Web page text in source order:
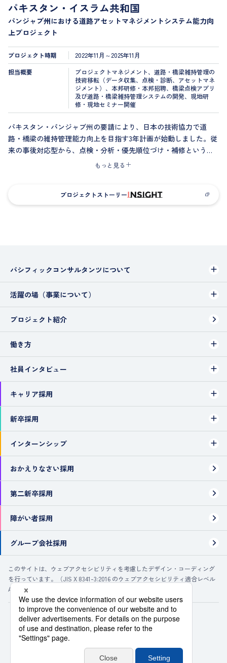
パキスタン・イスラム共和国
パンジャブ州における道路アセットマネジメントシステム能力向
上プロジェクト
プロジェクト時期
2022年11月～2025年11月
担当概要
プロジェクトマネジメント、道路・橋梁維持管理の
技術移転（データ収集、点検・診断、アセットマネ
ジメント）、本邦研修・本邦招聘、橋梁点検アプリ
及び道路・橋梁維持管理システムの開発、現地研
修・現地セミナー開催
パキスタン・パンジャブ州の要請により、日本の技術協力で道
路・橋梁の維持管理能力向上を目指す3年計画が始動しました。従
来の事後対応型から、点検・分析・優先順位づけ・補修という予
防保全型体制への転換を図りました。当社は地元職員の自立を重
もっと見る
プロジェクトストーリー
パシフィックコンサルタンツについて
活躍の場（事業について）
プロジェクト紹介
働き方
社員インタビュー
キャリア採用
新卒採用
インターンシップ
おかえりなさい採用
第二新卒採用
障がい者採用
グループ会社採用
このサイトは、ウェブアクセシビリティを考慮したデザイン・コーディング
を行っています。（JIS X 8341-3:2016 のウェブアクセシビリティ適合レベル
Aに準拠・レベルAA推奨）
パシフィックコンサルタンツ株式会社
Copyright ©